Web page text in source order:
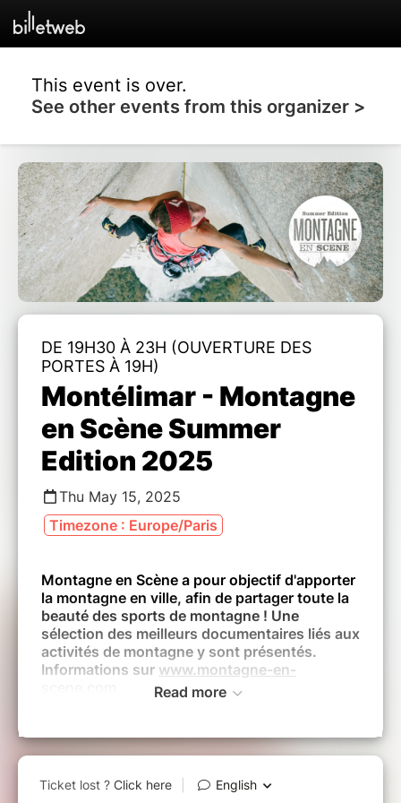
This event is over.
See other events from this organizer >
DE 19H30 À 23H (OUVERTURE DES
PORTES À 19H)
Montélimar - Montagne
en Scène Summer
Edition 2025
Thu May 15, 2025
Timezone : Europe/Paris
Montagne en Scène a pour objectif d'apporter
la montagne en ville, afin de partager toute la
beauté des sports de montagne ! Une
sélection des meilleurs documentaires liés aux
activités de montagne y sont présentés.
Informations sur www.montagne-en-
sont intégralement sous-titrés en français.
Read more